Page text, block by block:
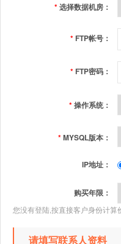
*选择数据机房：
* FTP帐号：
* FTP密码：
*操作系统：
*MYSQL版本：
IP地址：
购买年限：
您没有登陆,按直接客户身份计算
请填写联系人资料